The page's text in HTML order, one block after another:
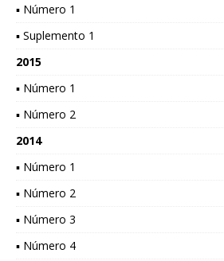
▪ Número 1
▪ Suplemento 1
2015
▪ Número 1
▪ Número 2
2014
▪ Número 1
▪ Número 2
▪ Número 3
▪ Número 4